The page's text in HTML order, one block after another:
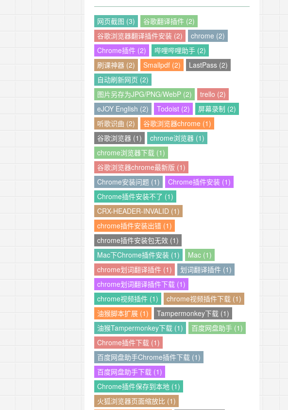
网页截图 (3)
谷歌翻译插件 (2)
谷歌浏览器翻译插件安装 (2)
chrome (2)
Chrome插件 (2)
哔哩哔哩助手 (2)
刷课神器 (2)
Smallpdf (2)
LastPass (2)
自动刷新网页 (2)
图片另存为JPG/PNG/WebP (2)
trello (2)
eJOY English (2)
Todoist (2)
屏幕录制 (2)
听歌识曲 (2)
谷歌浏览器chrome (1)
谷歌浏览器 (1)
chrome浏览器 (1)
chrome浏览器下载 (1)
谷歌浏览器chrome最新版 (1)
Chrome安装问题 (1)
Chrome插件安装 (1)
Chrome插件安装不了 (1)
CRX-HEADER-INVALID (1)
chrome插件安装出错 (1)
chrome插件安装包无效 (1)
Mac下Chrome插件安装 (1)
Mac (1)
chrome划词翻译插件 (1)
划词翻译插件 (1)
chrome划词翻译插件下载 (1)
chrome视频插件 (1)
chrome视频插件下载 (1)
油猴脚本扩展 (1)
Tampermonkey下载 (1)
油猴Tampermonkey下载 (1)
百度网盘助手 (1)
Chrome插件下载 (1)
百度网盘助手Chrome插件下载 (1)
百度网盘助手下载 (1)
Chrome插件保存到本地 (1)
火狐浏览器页面缩放比 (1)